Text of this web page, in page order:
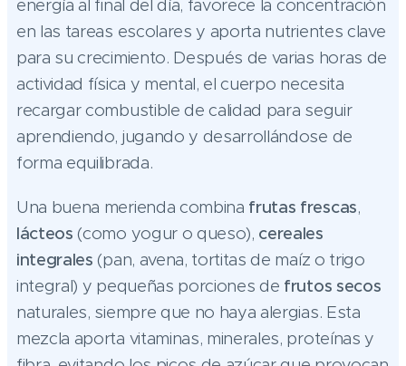
energía al final del día, favorece la concentración
en las tareas escolares y aporta nutrientes clave
para su crecimiento. Después de varias horas de
actividad física y mental, el cuerpo necesita
recargar combustible de calidad para seguir
aprendiendo, jugando y desarrollándose de
forma equilibrada.
Una buena merienda combina frutas frescas,
lácteos (como yogur o queso), cereales
integrales (pan, avena, tortitas de maíz o trigo
integral) y pequeñas porciones de frutos secos
naturales, siempre que no haya alergias. Esta
mezcla aporta vitaminas, minerales, proteínas y